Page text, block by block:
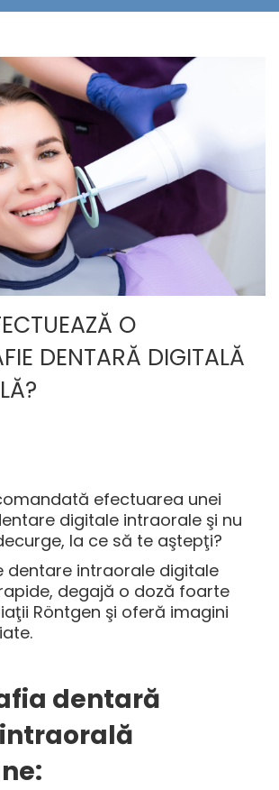
O
DENTARĂ DIGITALĂ
efectuarea unei
digitale intraorale şi nu
la ce să te aştepţi?
dentare intraorale digitale
degajă o doză foarte
Röntgen şi oferă imagini
dentară